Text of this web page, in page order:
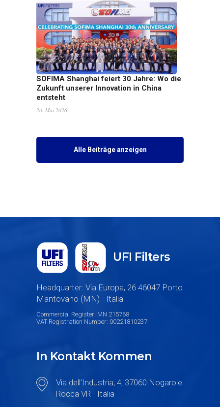
SOFIMA Shanghai feiert 30 Jahre: Wo die
Zukunft unserer Innovation in China
entsteht
20. Mai 2026
Alle Beiträge anzeigen
UFI Filters
Headquarter: Via Europa, 26 46047 Porto
Mantovano (MN) - Italia
Commercial Register: MN 215768
VAT Registration Number: 00221810237
In Kontakt Kommen
Via dell’Industria, 4, 37060 Nogarole
Rocca VR - Italia